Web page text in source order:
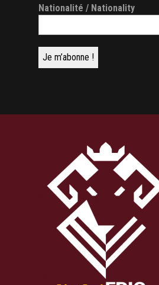
Nationalité / Nationality